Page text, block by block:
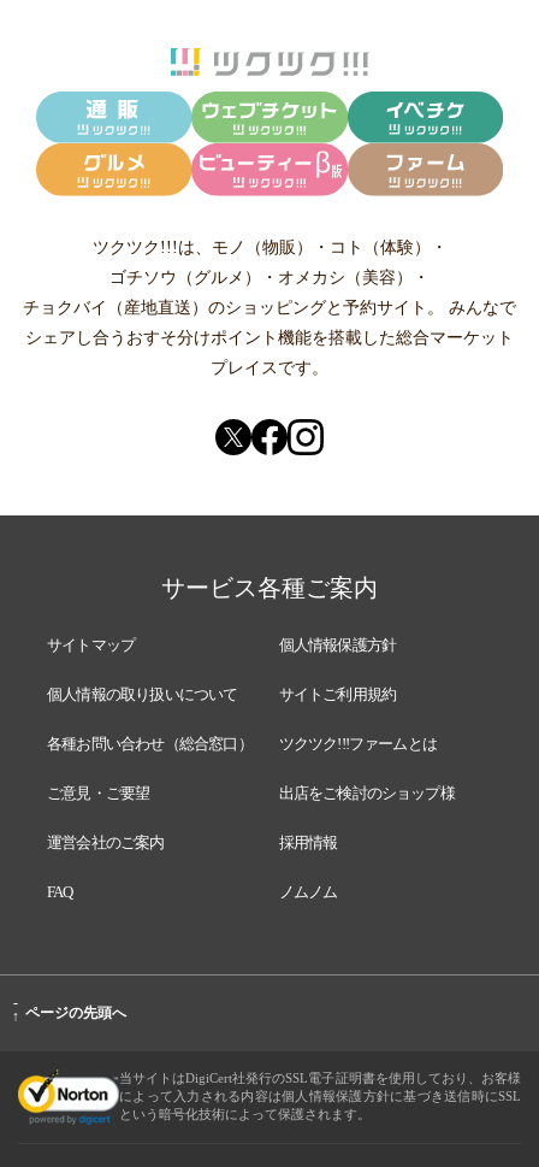
ツクツク!!!は、 モノ（物販） ・ コト（体験）
・
ゴチソウ（グルメ）
・ オメカシ（美容）
・
チョクバイ（産地直送） のショッピングと予約サイト。
みんなで
シェアし合う おすそ分けポイント機能を搭載した総合マーケット
プレイスです。
サービス各種ご案内
サイトマップ 個人情報保護方針
個人情報の取り扱いについて サイトご利用規約
各種お問い合わせ（総合窓口） ツクツク!!!ファームとは
ご意見・ご要望 出店をご検討のショップ様
運営会社のご案内 採用情報
FAQ ノムノム
-
↑ ページの先頭へ
当サイトはDigiCert社発行のSSL電子証明書を使用しており、お客様
によって入力される内容は個人情報保護方針に基づき送信時にSSL
という暗号化技術によって保護されます。